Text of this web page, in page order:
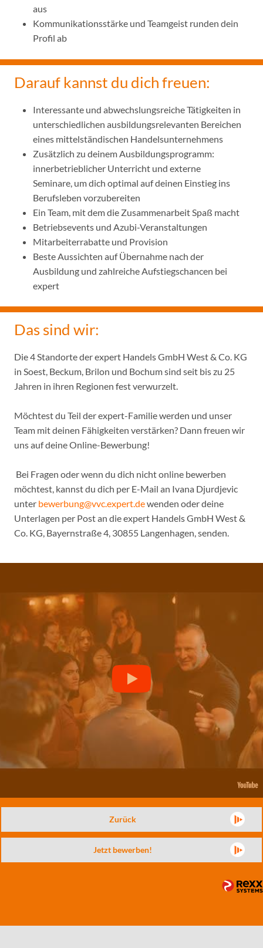
aus
Kommunikationsstärke und Teamgeist runden dein
Profil ab
Darauf kannst du dich freuen:
Interessante und abwechslungsreiche Tätigkeiten in
unterschiedlichen ausbildungsrelevanten Bereichen
eines mittelständischen Handelsunternehmens
Zusätzlich zu deinem Ausbildungsprogramm:
innerbetrieblicher Unterricht und externe
Seminare, um dich optimal auf deinen Einstieg ins
Berufsleben vorzubereiten
Ein Team, mit dem die Zusammenarbeit Spaß macht
Betriebsevents und Azubi-Veranstaltungen
Mitarbeiterrabatte und Provision
Beste Aussichten auf Übernahme nach der
Ausbildung und zahlreiche Aufstiegschancen bei
expert
Das sind wir:
Die 4 Standorte der expert Handels GmbH West & Co. KG
in Soest, Beckum, Brilon und Bochum sind seit bis zu 25
Jahren in ihren Regionen fest verwurzelt.
Möchtest du Teil der expert-Familie werden und unser
Team mit deinen Fähigkeiten verstärken? Dann freuen wir
uns auf deine Online-Bewerbung!
Bei Fragen oder wenn du dich nicht online bewerben
möchtest, kannst du dich per E-Mail an Ivana Djurdjevic
unter bewerbung@vvc.expert.dewenden oder deine
Unterlagen per Post an die expert Handels GmbH West &
Co. KG, Bayernstraße 4, 30855 Langenhagen, senden.
Zurück
Jetzt bewerben!